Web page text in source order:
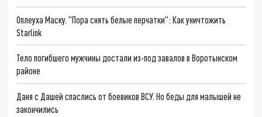
Оплеуха Маску. "Пора снять белые перчатки": Как уничтожить
Starlink
Тело погибшего мужчины достали из-под завалов в Воротынском
районе
Даня с Дашей спаслись от боевиков ВСУ. Но беды для малышей не
закончились